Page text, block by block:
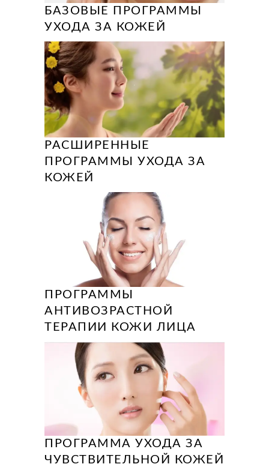
БАЗОВЫЕ ПРОГРАММЫ
УХОДА ЗА КОЖЕЙ
РАСШИРЕННЫЕ
ПРОГРАММЫ УХОДА ЗА
КОЖЕЙ
ПРОГРАММЫ
АНТИВОЗРАСТНОЙ
ТЕРАПИИ КОЖИ ЛИЦА
ПРОГРАММА УХОДА ЗА
ЧУВСТВИТЕЛЬНОЙ КОЖЕЙ